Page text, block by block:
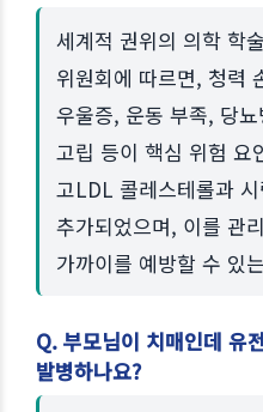
세계적 권위의 의학 학
위원회에 따르면, 청력
우울증, 운동 부족, 당
고립 등이 핵심 위험 요
고LDL 콜레스테롤과
추가되었으며, 이를 관
가까이를 예방할 수 있
Q. 부모님이 치매인데 유
발병하나요?